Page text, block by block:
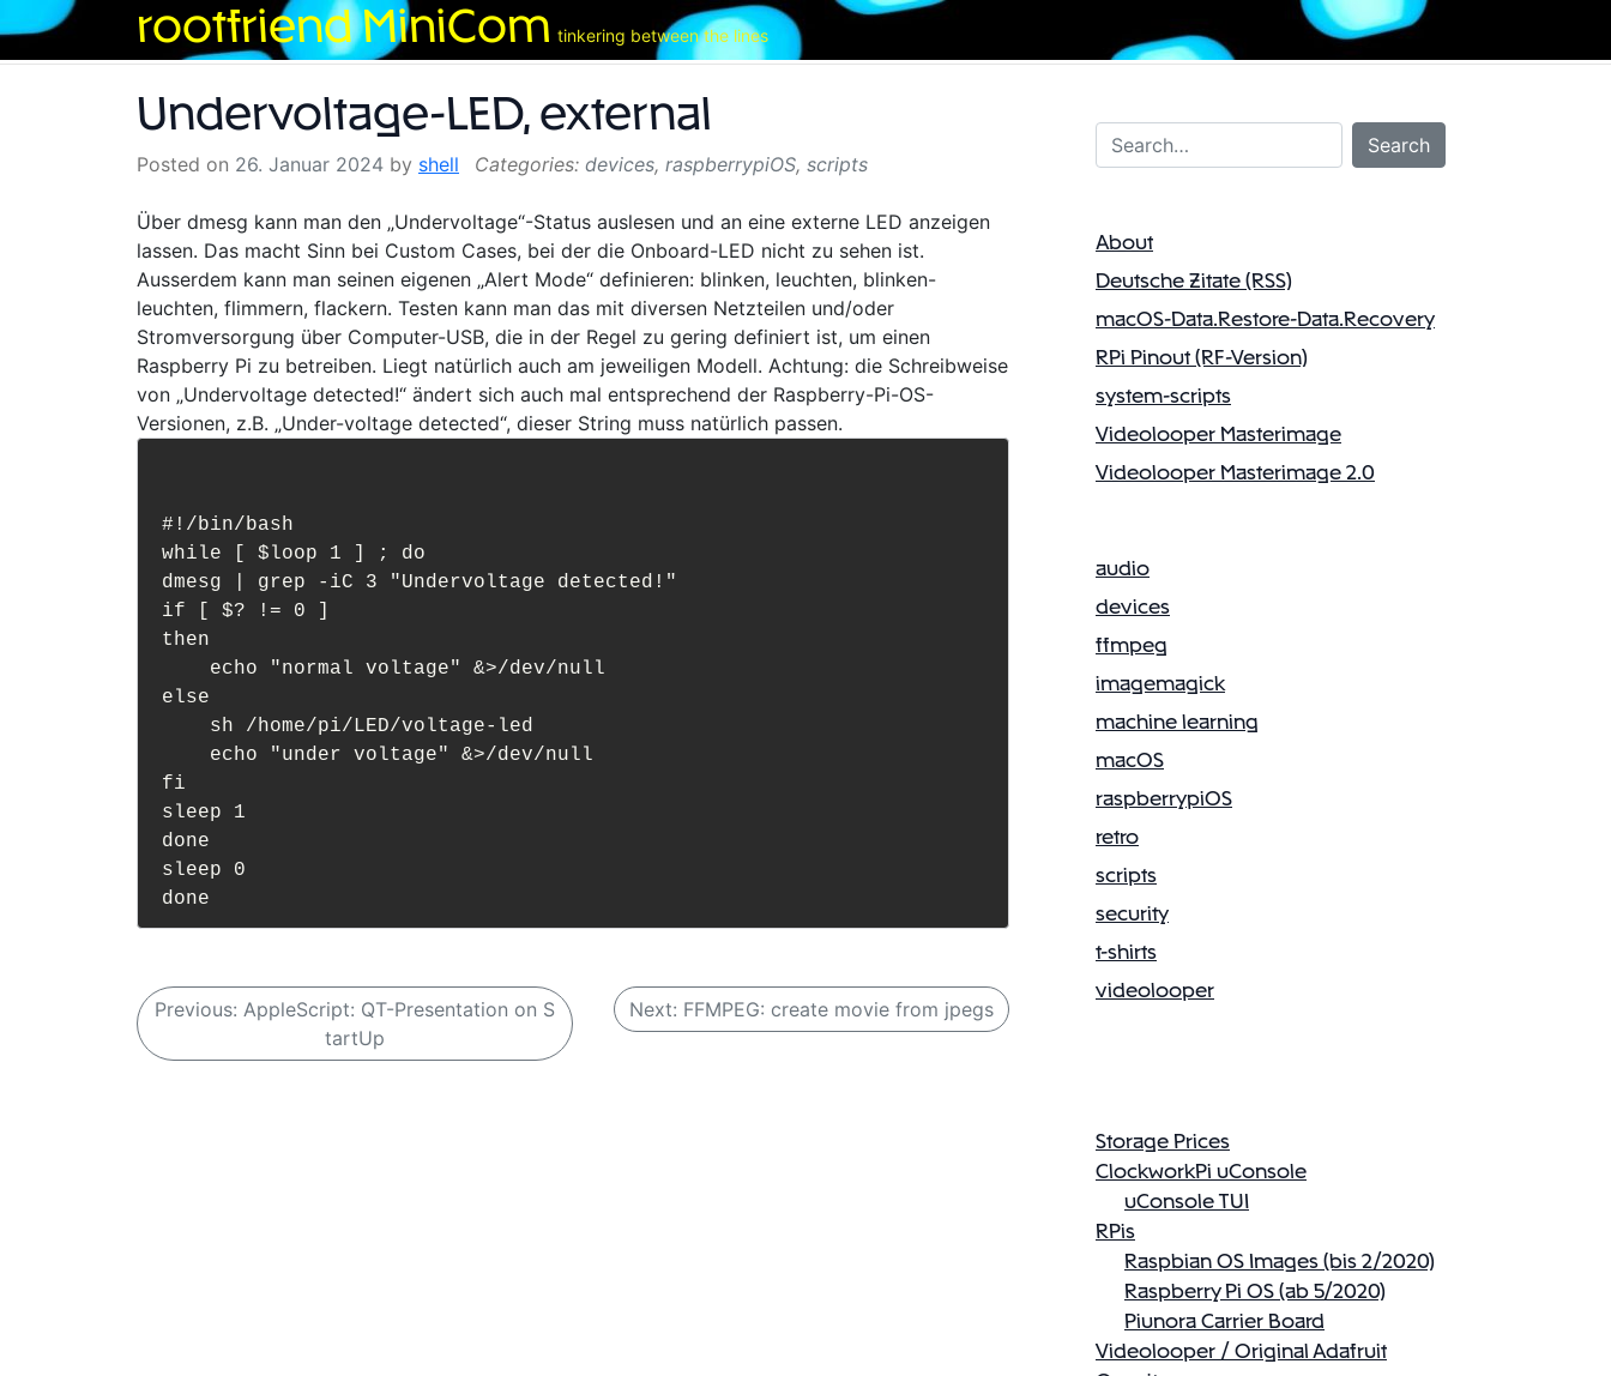
Skip
rootfriend MiniCom tinkering between the lines
Undervoltage-LED, external
Posted on 26. Januar 2024 by shell devices, raspberrypiOS, scripts
Über dmesg kann man den „Undervoltage“-Status auslesen und an eine externe LED anzeigen
lassen. Das macht Sinn bei Custom Cases, bei der die Onboard-LED nicht zu sehen ist.
Ausserdem kann man seinen eigenen „Alert Mode“ definieren: blinken, leuchten, blinken-
leuchten, flimmern, flackern. Testen kann man das mit diversen Netzteilen und/oder
Stromversorgung über Computer-USB, die in der Regel zu gering definiert ist, um einen
Raspberry Pi zu betreiben. Liegt natürlich auch am jeweiligen Modell. Achtung: die Schreibweise
von „Undervoltage detected!“ ändert sich auch mal entsprechend der Raspberry-Pi-OS-
Versionen, z.B. „Under-voltage detected“, dieser String muss natürlich passen.
#!/bin/bash
while [ $loop 1 ] ; do
dmesg | grep -iC 3 "Undervoltage detected!"
if [ $? != 0 ]
then
else
fi
sleep 1
done
sleep 0
B
e
Previous: AppleScript: QT-Presentation on S
tartUp
Next: FFMPEG: create movie from jpegs
Search… Search
About
Deutsche Zitate (RSS)
macOS-Data.Restore-Data.Recovery
RPi Pinout (RF-Version)
system-scripts
Videolooper Masterimage
Videolooper Masterimage 2.0
audio
devices
ffmpeg
imagemagick
machine learning
macOS
raspberrypiOS
retro
scripts
security
t-shirts
videolooper
Storage Prices
ClockworkPi uConsole
uConsole TUI
RPis
Raspbian OS Images (bis 2/2020)
Raspberry Pi OS (ab 5/2020)
Piunora Carrier Board
Videolooper / Original Adafruit